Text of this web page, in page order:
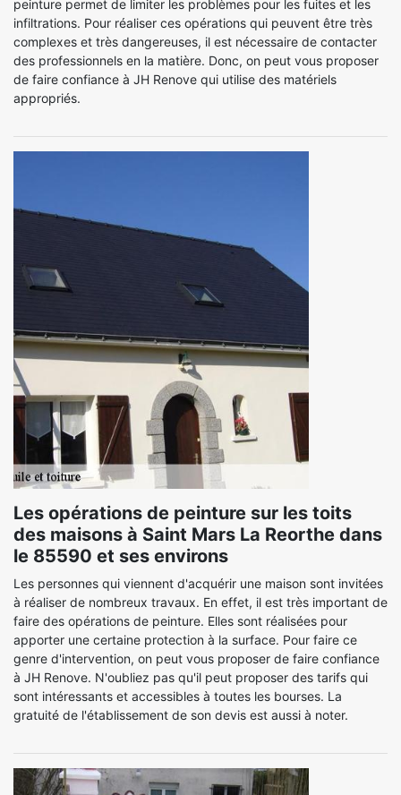
peinture permet de limiter les problèmes pour les fuites et les
infiltrations. Pour réaliser ces opérations qui peuvent être très
complexes et très dangereuses, il est nécessaire de contacter
des professionnels en la matière. Donc, on peut vous proposer
de faire confiance à JH Renove qui utilise des matériels
appropriés.
Les opérations de peinture sur les toits
des maisons à Saint Mars La Reorthe dans
le 85590 et ses environs
Les personnes qui viennent d'acquérir une maison sont invitées
à réaliser de nombreux travaux. En effet, il est très important de
faire des opérations de peinture. Elles sont réalisées pour
apporter une certaine protection à la surface. Pour faire ce
genre d'intervention, on peut vous proposer de faire confiance
à JH Renove. N'oubliez pas qu'il peut proposer des tarifs qui
sont intéressants et accessibles à toutes les bourses. La
gratuité de l'établissement de son devis est aussi à noter.